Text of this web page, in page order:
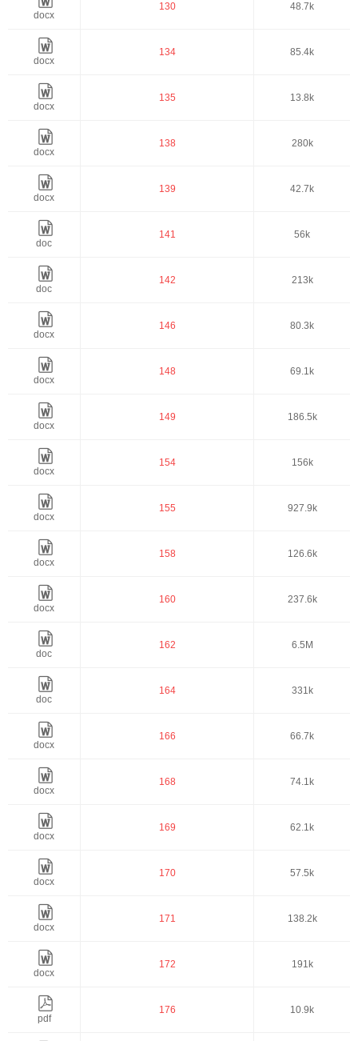
docx
130 48.7k
docx
134 85.4k
docx
135 13.8k
docx
138 280k
docx
139 42.7k
doc
141 56k
doc
142 213k
docx
146 80.3k
docx
148 69.1k
docx
149 186.5k
docx
154 156k
docx
155 927.9k
docx
158 126.6k
docx
160 237.6k
doc
162 6.5M
doc
164 331k
docx
166 66.7k
docx
168 74.1k
docx
169 62.1k
docx
170 57.5k
docx
171 138.2k
docx
172 191k
pdf
176 10.9k